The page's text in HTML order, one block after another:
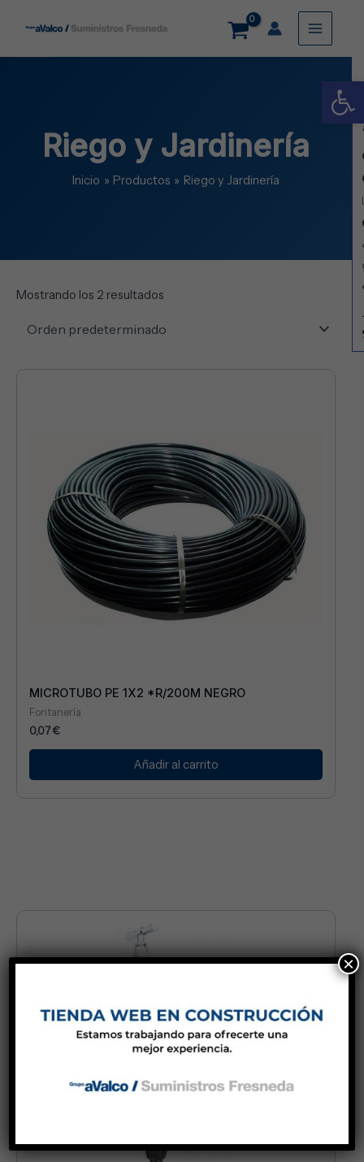
Main
Menu
Riego y Jardinería
Inicio Productos Riego y Jardinería
Mostrando los 2 resultados
MICROTUBO PE 1X2 *R/200M NEGRO
Fontanería
0,07€
Añadir al carrito
×